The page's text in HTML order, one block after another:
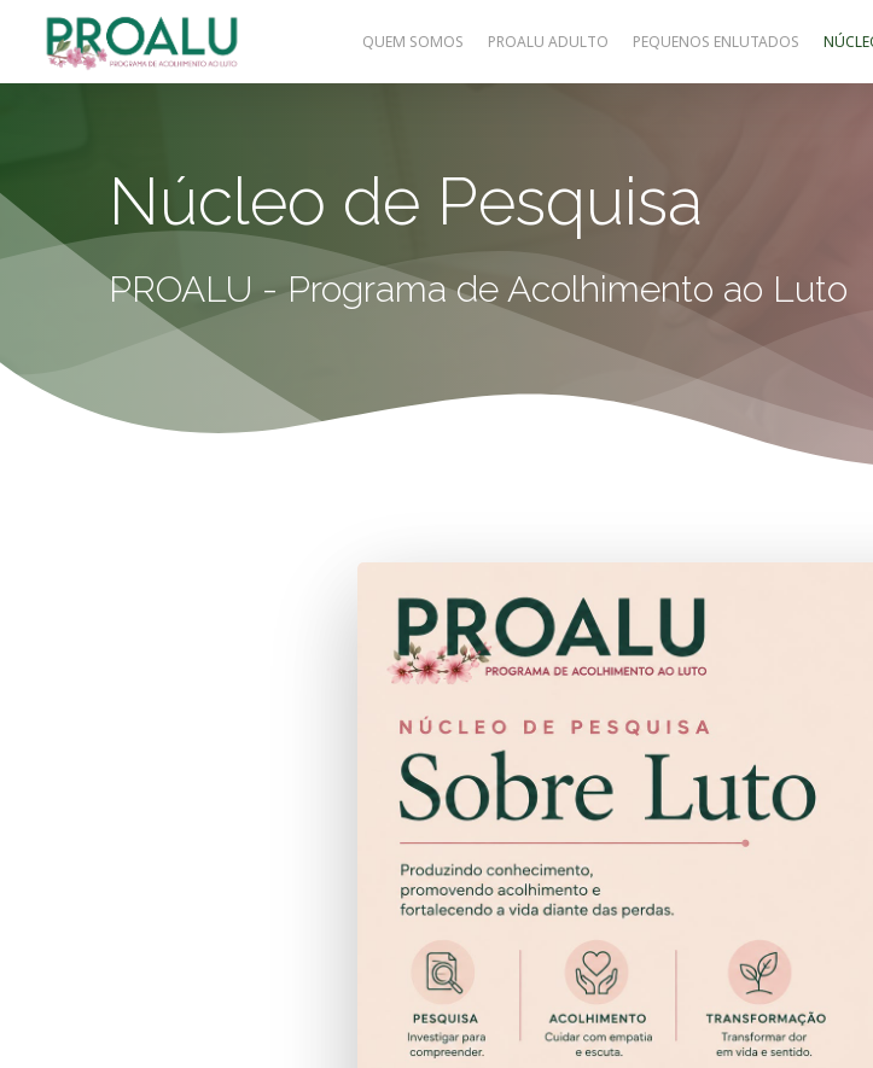
QUEM SOMOS PROALU ADULTO PEQUENOS ENLUTADOS
Núcleo de Pesquisa
PROALU - Programa de Acolhimento ao Luto